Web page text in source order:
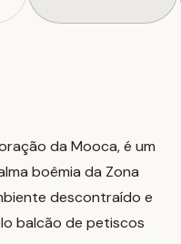
da Mooca, é um
boêmia da Zona
descontraído e
balcão de petiscos